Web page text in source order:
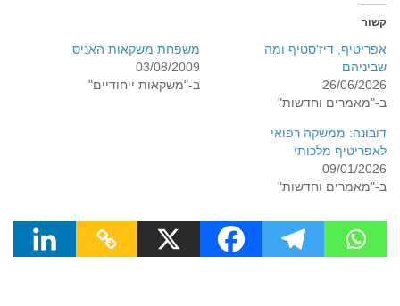
קשור
אפריטיף, דיז'סטיף ומה
שביניהם
26/06/2026
ב-"מאמרים וחדשות"
משפחת משקאות האניס
03/08/2009
ב-"משקאות ייחודיים"
דובונה: ממשקה רפואי
לאפריטיף מלכותי
09/01/2026
ב-"מאמרים וחדשות"